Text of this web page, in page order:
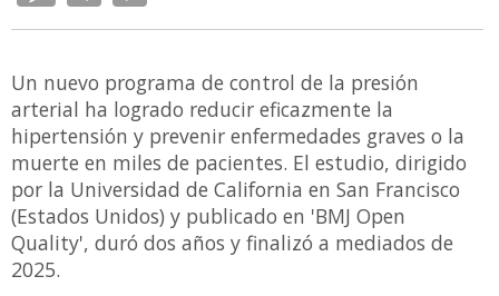
Un nuevo programa de control de la presión
arterial ha logrado reducir eficazmente la
hipertensión y prevenir enfermedades graves o la
muerte en miles de pacientes. El estudio, dirigido
por la Universidad de California en San Francisco
(Estados Unidos) y publicado en 'BMJ Open
Quality', duró dos años y finalizó a mediados de
2025.